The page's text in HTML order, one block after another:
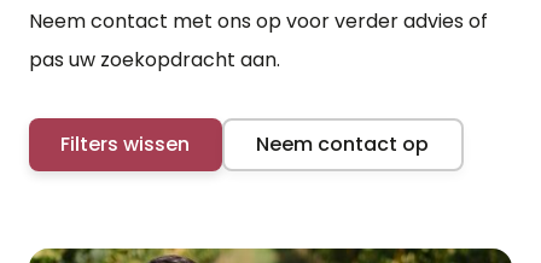
Neem contact met ons op voor verder advies of
pas uw zoekopdracht aan.
Filters wissen Neem contact op